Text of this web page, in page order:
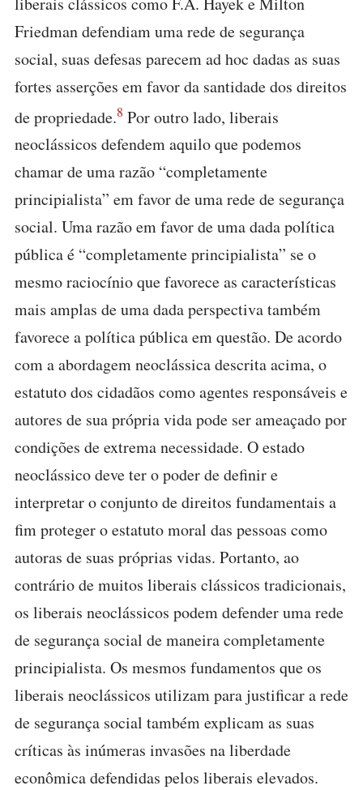
Friedman defendiam uma rede de segurança
social, suas defesas parecem ad hoc dadas as suas
fortes asserções em favor da santidade dos direitos
de propriedade.8 Por outro lado, liberais
neoclássicos defendem aquilo que podemos
chamar de uma razão “completamente
principialista” em favor de uma rede de segurança
social. Uma razão em favor de uma dada política
pública é “completamente principialista” se o
mesmo raciocínio que favorece as características
mais amplas de uma dada perspectiva também
favorece a política pública em questão. De acordo
com a abordagem neoclássica descrita acima, o
estatuto dos cidadãos como agentes responsáveis e
autores de sua própria vida pode ser ameaçado por
condições de extrema necessidade. O estado
neoclássico deve ter o poder de definir e
interpretar o conjunto de direitos fundamentais a
fim proteger o estatuto moral das pessoas como
autoras de suas próprias vidas. Portanto, ao
contrário de muitos liberais clássicos tradicionais,
os liberais neoclássicos podem defender uma rede
de segurança social de maneira completamente
principialista. Os mesmos fundamentos que os
liberais neoclássicos utilizam para justificar a rede
de segurança social também explicam as suas
críticas às inúmeras invasões na liberdade
econômica defendidas pelos liberais elevados.